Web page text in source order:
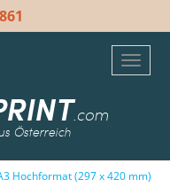
.com
Österreich
Hochformat (297 x 420 mm)